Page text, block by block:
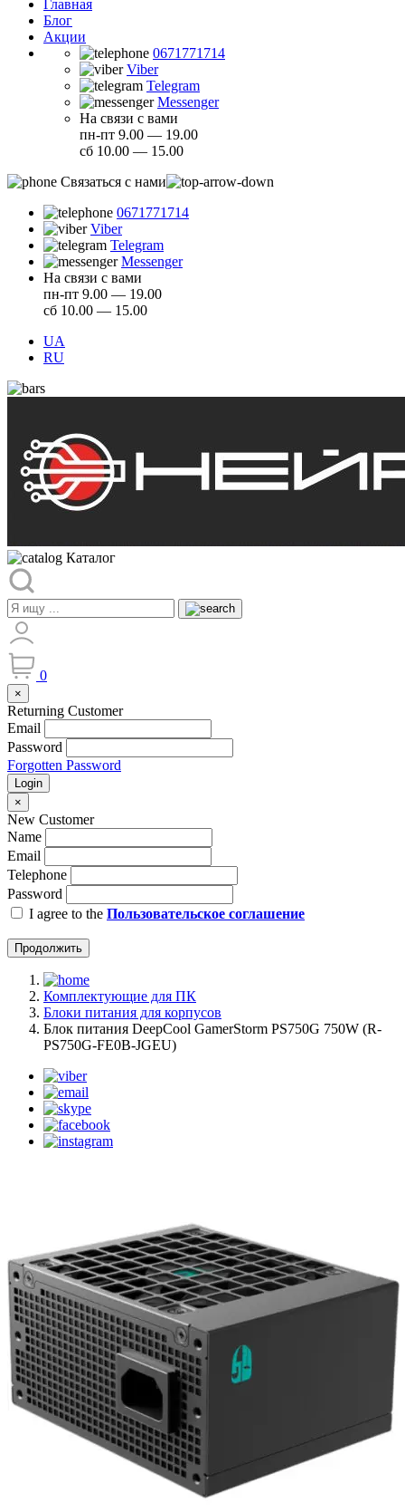
Главная
Блог
Акции
0671771714
Viber
Telegram
Messenger
На связи с вами
пн-пт 9.00 — 19.00
сб 10.00 — 15.00
Связаться с нами
0671771714
Viber
Telegram
Messenger
На связи с вами
пн-пт 9.00 — 19.00
сб 10.00 — 15.00
UA
RU
Каталог
0
×
Returning Customer
Email
Password
Forgotten Password
Login
×
New Customer
Name
Email
Telephone
Password
I agree to the Пользовательское соглашение
Продолжить
Комплектующие для ПК
Блоки питания для корпусов
Блок питания DeepCool GamerStorm PS750G 750W (R-
PS750G-FE0B-JGEU)